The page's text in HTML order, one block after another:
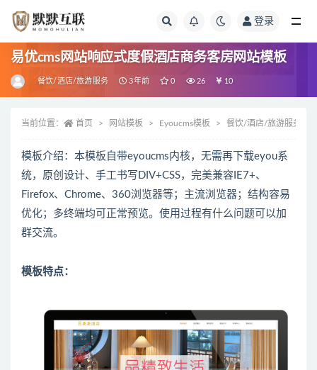
登录
易优cms网站响应式度假酒店商务客房网站模板
餐饮/酒店/旅游服务 3年前 0 26 10
当前位置： 首页 网站模板 Eyoucms模板 餐饮/酒店/旅游服务
模板介绍：本模板自带eyoucms内核，无需再下载eyou系
统，原创设计、手工书写DIV+CSS，完美兼容IE7+、
Firefox、Chrome、360浏览器等；主流浏览器；结构容易
优化；多终端均可正常预览。使用过程有什么问题可以加
群交流。
模板特点：